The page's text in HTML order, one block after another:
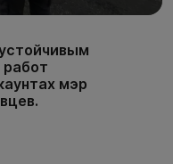
мэр